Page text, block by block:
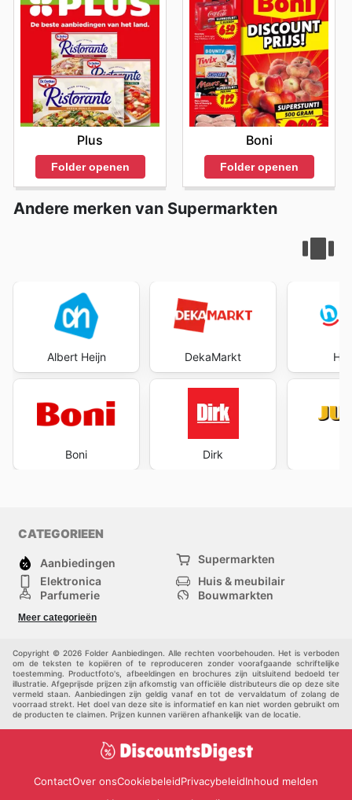
Plus
Folder openen
Boni
Folder openen
Andere merken van Supermarkten
Albert Heijn
Boni
DekaMarkt
Dirk
CATEGORIEEN
Aanbiedingen
Supermarkten
Elektronica
Huis & meubilair
Parfumerie
Bouwmarkten
Kinderen
Meer categorieën
Copyright © 2026 Folder Aanbiedingen. Alle rechten voorbehouden. Het is verboden
om de teksten te kopiëren of te reproduceren zonder voorafgaande schriftelijke
toestemming. Productfoto's, afbeeldingen en brochures zijn uitsluitend bedoeld ter
illustratie. Afgeprijsde prijzen zijn afkomstig van officiële distributeurs die op deze site
vermeld staan. Aanbiedingen zijn geldig vanaf en tot de vervaldatum of zolang de
voorraad strekt. Het doel van deze site is informatief en kan niet worden gebruikt om
de producten te claimen. Prijzen kunnen variëren afhankelijk van de locatie.
ContactOver onsCookiebeleidPrivacybeleidInhoud melden